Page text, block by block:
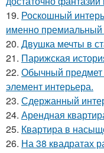
19. Роскошный
именно премиальный
20. Двушка мечты в
21. Парижская
22. Обычный предмет
элемент интерьера.
23. Сдержанный
24. Арендная
25. Квартира в
26. На 38 квадратах